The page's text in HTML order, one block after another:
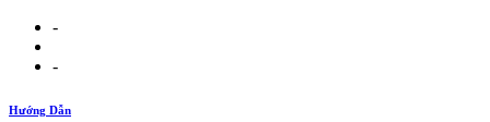
-
-
Hướng Dẫn